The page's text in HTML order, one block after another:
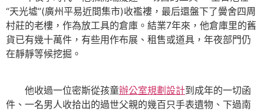
“天光墟”(廣州平易近間集市)收襤褸，最后還盤下了黌舍四周
村莊的老樓，作為放工具的倉庫。結業7年來，他倉庫里的舊
貨已有幾十萬件，有些用作布展、租售或道具，年夜部門仍
在靜靜等候挖掘。
他收過一位密斯從孩童辦公室規劃設計到成年的一切函
件、一名男人收拾出的過世父親的幾百只手表遺物、下過南